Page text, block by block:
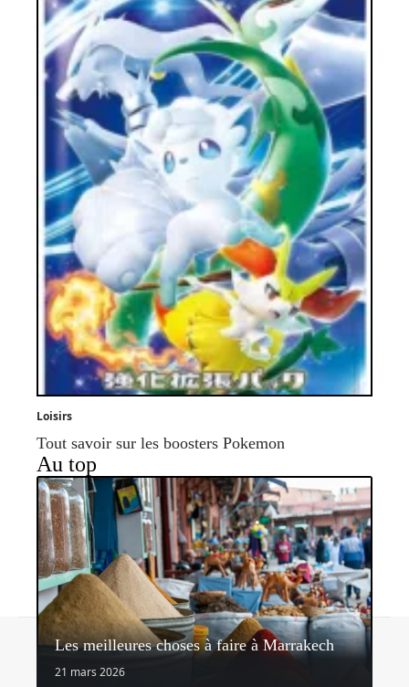
Loisirs
Tout savoir sur les boosters Pokemon
Au top
Les meilleures choses à faire à Marrakech
21 mars 2026
Contact Mentions légales Sitemap